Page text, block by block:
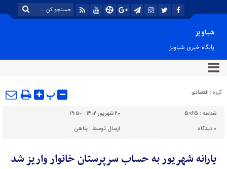
شباویز
پایگاه خبری شباویز
گروه : اقتصادی پ
شناسه : 5065
۲۰ شهریور ۱۴۰۲ - ۱۹:۵۰
۰ دیدگاه ارسال توسط :پناهی
یارانه شهریور به حساب سرپرستان خانوار واریز شد